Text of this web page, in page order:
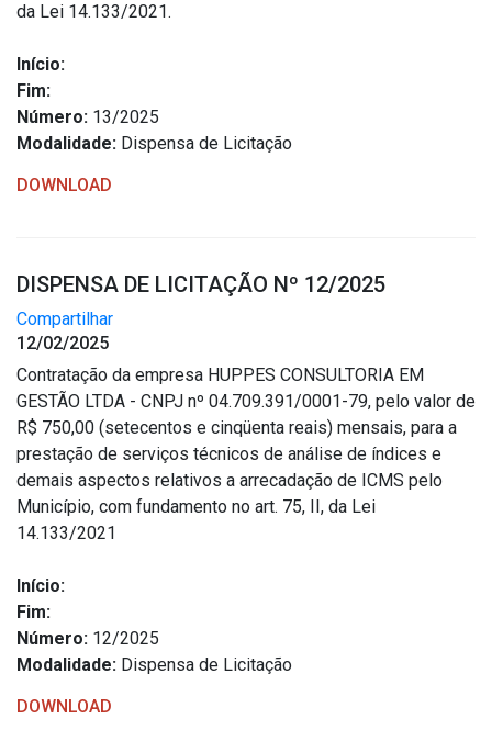
da Lei 14.133/2021.
Início:
Fim:
Número: 13/2025
Modalidade: Dispensa de Licitação
DOWNLOAD
DISPENSA DE LICITAÇÃO Nº 12/2025
Compartilhar
12/02/2025
Contratação da empresa HUPPES CONSULTORIA EM
GESTÃO LTDA - CNPJ nº 04.709.391/0001-79, pelo valor de
R$ 750,00 (setecentos e cinqüenta reais) mensais, para a
prestação de serviços técnicos de análise de índices e
demais aspectos relativos a arrecadação de ICMS pelo
Município, com fundamento no art. 75, II, da Lei
14.133/2021
Início:
Fim:
Número: 12/2025
Modalidade: Dispensa de Licitação
DOWNLOAD